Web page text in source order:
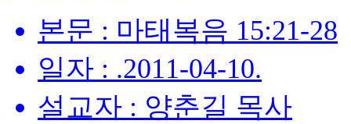
본문 : 마태복음 15:21-28
일자 : .2011-04-10.
설교자 : 양춘길 목사